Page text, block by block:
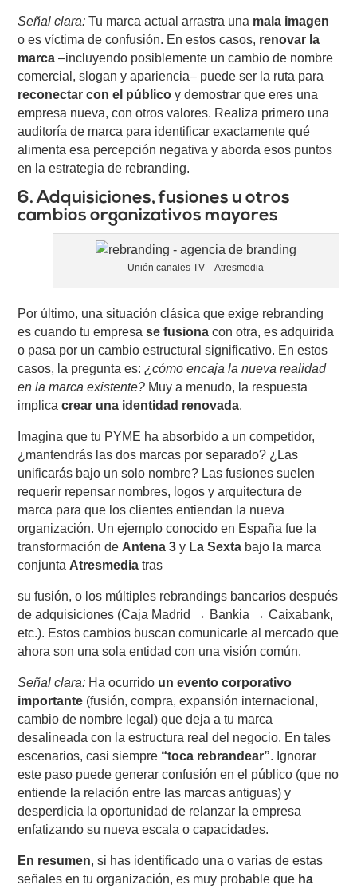
Señal clara: Tu marca actual arrastra una mala imagen
o es víctima de confusión. En estos casos, renovar la
marca –incluyendo posiblemente un cambio de nombre
comercial, slogan y apariencia– puede ser la ruta para
reconectar con el público y demostrar que eres una
empresa nueva, con otros valores. Realiza primero una
auditoría de marca para identificar exactamente qué
alimenta esa percepción negativa y aborda esos puntos
en la estrategia de rebranding.
6. Adquisiciones, fusiones u otros
cambios organizativos mayores
Unión canales TV – Atresmedia
Por último, una situación clásica que exige rebranding
es cuando tu empresase fusiona con otra, es adquirida
o pasa por un cambio estructural significativo. En estos
casos, la pregunta es:¿cómo encaja la nueva realidad
en la marca existente? Muy a menudo, la respuesta
implicacrear una identidad renovada.
Imagina que tu PYME ha absorbido a un competidor,
¿mantendrás las dos marcas por separado? ¿Las
unificarás bajo un solo nombre? Las fusiones suelen
requerir repensar nombres, logos y arquitectura de
marca para que los clientes entiendan la nueva
organización. Un ejemplo conocido en España fue la
transformación de Antena 3 y La Sexta bajo la marca
conjunta Atresmedia tras
su fusión, o los múltiples rebrandings bancarios después
de adquisiciones (Caja Madrid → Bankia → Caixabank,
etc.). Estos cambios buscan comunicarle al mercado que
ahora son una sola entidad con una visión común.
Señal clara: Ha ocurrido un evento corporativo
importante (fusión, compra, expansión internacional,
cambio de nombre legal) que deja a tu marca
desalineada con la estructura real del negocio. En tales
escenarios, casi siempre “toca rebrandear”. Ignorar
este paso puede generar confusión en el público (que no
entiende la relación entre las marcas antiguas) y
desperdicia la oportunidad de relanzar la empresa
enfatizando su nueva escala o capacidades.
En resumen, si has identificado una o varias de estas
señales en tu organización, es muy probable que ha